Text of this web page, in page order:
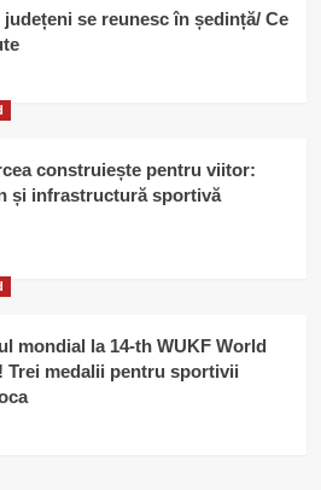
se reunesc în ședință/ Ce
construiește pentru viitor:
și infrastructură sportivă
mondial la 14-th WUKF World
Trei medalii pentru sportivii